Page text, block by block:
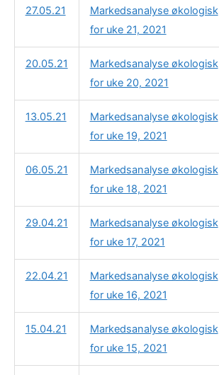
27.05.21
Markedsanalyse økologisk
for uke 21, 2021
20.05.21
Markedsanalyse økologisk
for uke 20, 2021
13.05.21
Markedsanalyse økologisk
for uke 19, 2021
06.05.21
Markedsanalyse økologisk
for uke 18, 2021
29.04.21
Markedsanalyse økologisk
for uke 17, 2021
22.04.21
Markedsanalyse økologisk
for uke 16, 2021
15.04.21
Markedsanalyse økologisk
for uke 15, 2021